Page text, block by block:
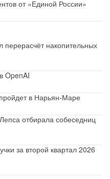
от «Единой России»
накопительных
OpenAI
в Нарьян-Маре
отбирала собеседниц
за второй квартал 2026